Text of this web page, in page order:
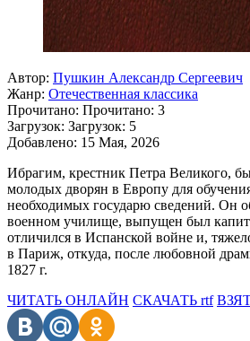
Автор: Пушкин Александр Сергеевич
Жанр: Отечественная классика
Прочитано: Прочитано: 3
Загрузок: Загрузок: 5
Добавлено: 15 Мая, 2026
Ибрагим, крестник Петра Великого,
молодых дворян в Европу для
необходимых государю сведений. Он
военном училище, выпущен был
отличился в Испанской войне и,
в Париж, откуда, после любовной
1827 г.
ЧИТАТЬ ОНЛАЙН СКАЧАТЬ rtf